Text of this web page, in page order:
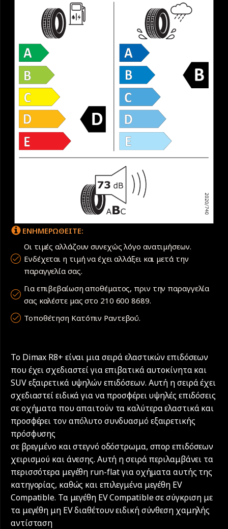
ΕΝΗΜΕΡΩΘΕΙΤΕ:
Οι τιμές αλλάζουν συνεχώς λόγο ανατιμήσεων.
Ενδέχεται η τιμή να έχει αλλάξει και μετά την
παραγγελία σας.
Για επιβεβαίωση αποθέματος, πριν την παραγγελία
σας καλέστε μας στο 210 600 8689.
Τοποθέτηση Κατόπιν Ραντεβού.
Το Dimax R8+ είναι μια σειρά ελαστικών επιδόσεων
που έχει σχεδιαστεί για επιβατικά αυτοκίνητα και
SUV εξαιρετικά υψηλών επιδόσεων. Αυτή η σειρά έχει
σχεδιαστεί ειδικά για να προσφέρει υψηλές επιδόσεις
σε οχήματα που απαιτούν τα καλύτερα ελαστικά και
προσφέρει τον απόλυτο συνδυασμό εξαιρετικής
πρόσφυσης
σε βρεγμένο και στεγνό οδόστρωμα, σπορ επιδόσεων
χειρισμού και άνεσης. Αυτή η σειρά περιλαμβάνει τα
περισσότερα μεγέθη run-flat για οχήματα αυτής της
κατηγορίας, καθώς και επιλεγμένα μεγέθη EV
Compatible. Τα μεγέθη EV Compatible σε σύγκριση με
τα μεγέθη μη EV διαθέτουν ειδική σύνθεση χαμηλής
αντίσταση